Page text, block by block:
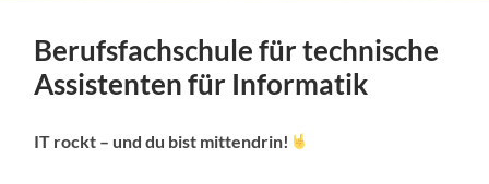
Berufsfachschule für technische
Assistenten für Informatik
IT rockt – und du bist mittendrin!